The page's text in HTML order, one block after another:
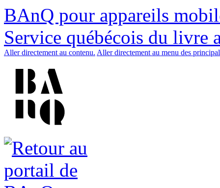
BAnQ pour appareils
Service québécois du livre
Aller directement au contenu. Aller directement au menu des